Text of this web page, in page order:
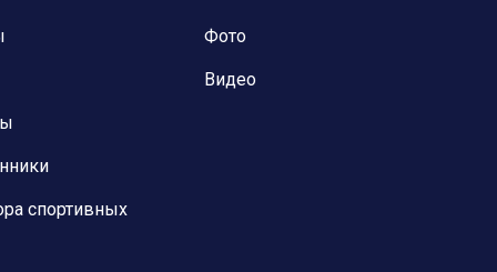
спортивных
Фото
Видео